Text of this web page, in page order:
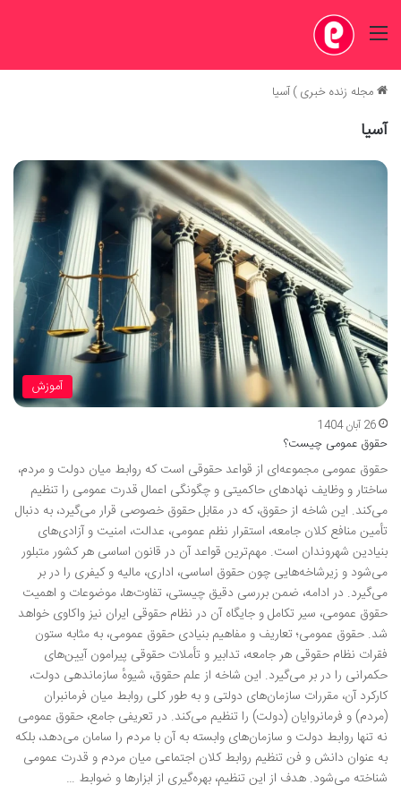
منو
مجله زنده خبری)آسیا
آسیا
آموزش
26 آبان 1404
حقوق عمومی چیست؟
حقوق عمومی مجموعه‌ای از قواعد حقوقی است که روابط میان دولت و مردم،
ساختار و وظایف نهادهای حاکمیتی و چگونگی اعمال قدرت عمومی را تنظیم
می‌کند. این شاخه از حقوق، که در مقابل حقوق خصوصی قرار می‌گیرد، به دنبال
تأمین منافع کلان جامعه، استقرار نظم عمومی، عدالت، امنیت و آزادی‌های
بنیادین شهروندان است. مهم‌ترین قواعد آن در قانون اساسی هر کشور متبلور
می‌شود و زیرشاخه‌هایی چون حقوق اساسی، اداری، مالیه و کیفری را در بر
می‌گیرد. در ادامه، ضمن بررسی دقیق چیستی، تفاوت‌ها، موضوعات و اهمیت
حقوق عمومی، سیر تکامل و جایگاه آن در نظام حقوقی ایران نیز واکاوی خواهد
شد. حقوق عمومی؛ تعاریف و مفاهیم بنیادی حقوق عمومی، به مثابه ستون
فقرات نظام حقوقی هر جامعه، تدابیر و تأملات حقوقی پیرامون آیین‌های
حکمرانی را در بر می‌گیرد. این شاخه از علم حقوق، شیوهٔ سازماندهی دولت،
کارکرد آن، مقررات سازمان‌های دولتی و به طور کلی روابط میان فرمانبران
(مردم) و فرمانروایان (دولت) را تنظیم می‌کند. در تعریفی جامع، حقوق عمومی
نه تنها روابط دولت و سازمان‌های وابسته به آن با مردم را سامان می‌دهد، بلکه
به عنوان دانش و فن تنظیم روابط کلان اجتماعی میان مردم و قدرت عمومی
شناخته می‌شود. هدف از این تنظیم، بهره‌گیری از ابزارها و ضوابط …